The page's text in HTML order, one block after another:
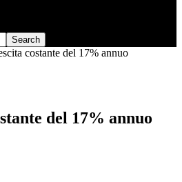
costante del 17% annuo
del 17% annuo